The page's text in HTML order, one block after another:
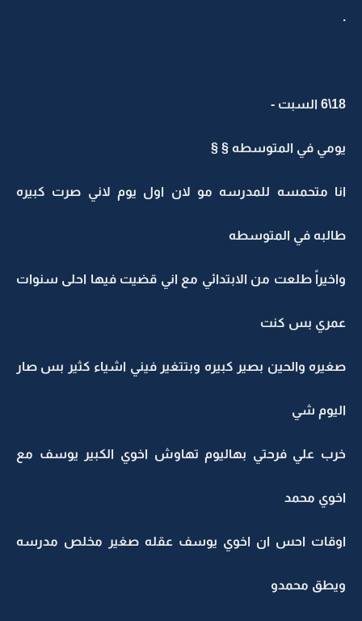
.
18\6 السبت -
يومي في المتوسطه § §
انا متحمسه للمدرسه مو لان اول يوم لاني صرت كبيره
طالبه في المتوسطه
واخيراً طلعت من الابتدائي مع اني قضيت فيها احلى سنوات
عمري بس كنت
صغيره والحين بصير كبيره وبتتغير فيني اشياء كثير بس صار
اليوم شي
خرب علي فرحتي بهاليوم تهاوش اخوي الكبير يوسف مع
اخوي محمد
اوقات احس ان اخوي يوسف عقله صغير مخلص مدرسه
ويطق محمدو